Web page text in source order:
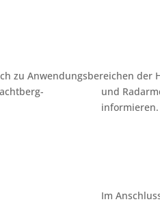
zu Anwendungsbereichen der
und
Im